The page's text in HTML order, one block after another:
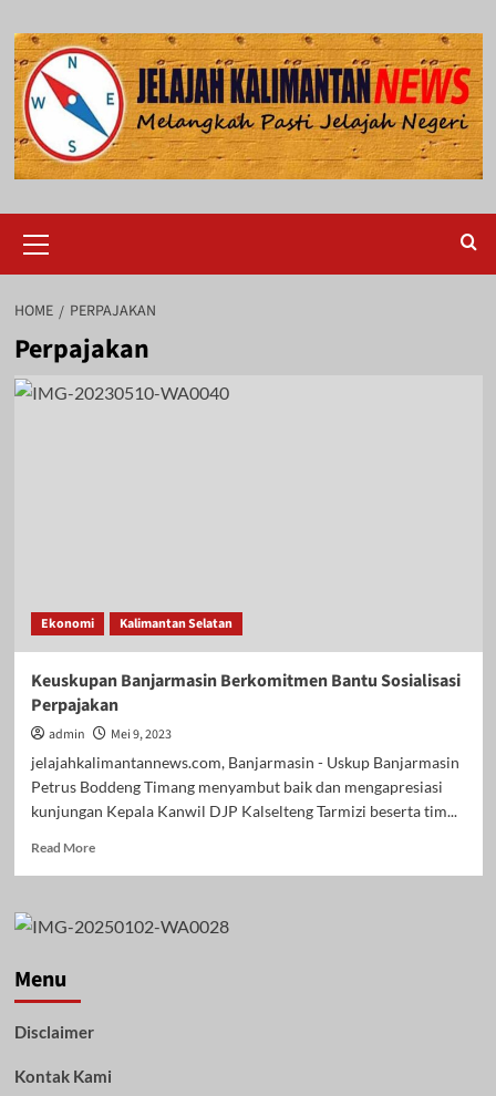
to
content
Menu
HOME PERPAJAKAN
Perpajakan
Ekonomi Kalimantan Selatan
Keuskupan Banjarmasin Berkomitmen Bantu Sosialisasi
Perpajakan
admin
Mei 9, 2023
jelajahkalimantannews.com, Banjarmasin - Uskup Banjarmasin
Petrus Boddeng Timang menyambut baik dan mengapresiasi
kunjungan Kepala Kanwil DJP Kalselteng Tarmizi beserta tim...
Read MoreRead
Banjarmasin
Menu
Disclaimer
Kontak Kami